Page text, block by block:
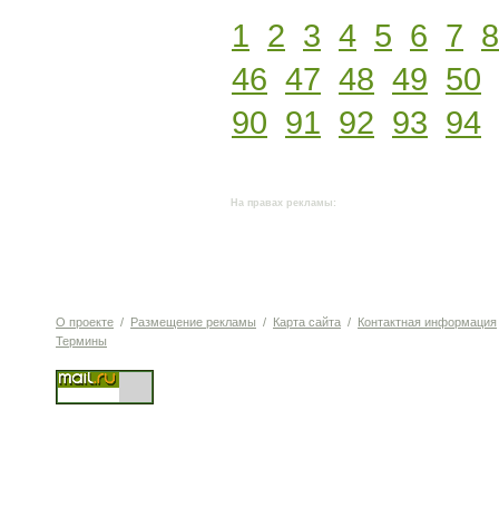
1 2 3 4 5 6 7 8
46 47 48 49 50
90 91 92 93 94
На правах рекламы:
О проекте / Размещение рекламы / Карта сайта / Контактная информация
Термины